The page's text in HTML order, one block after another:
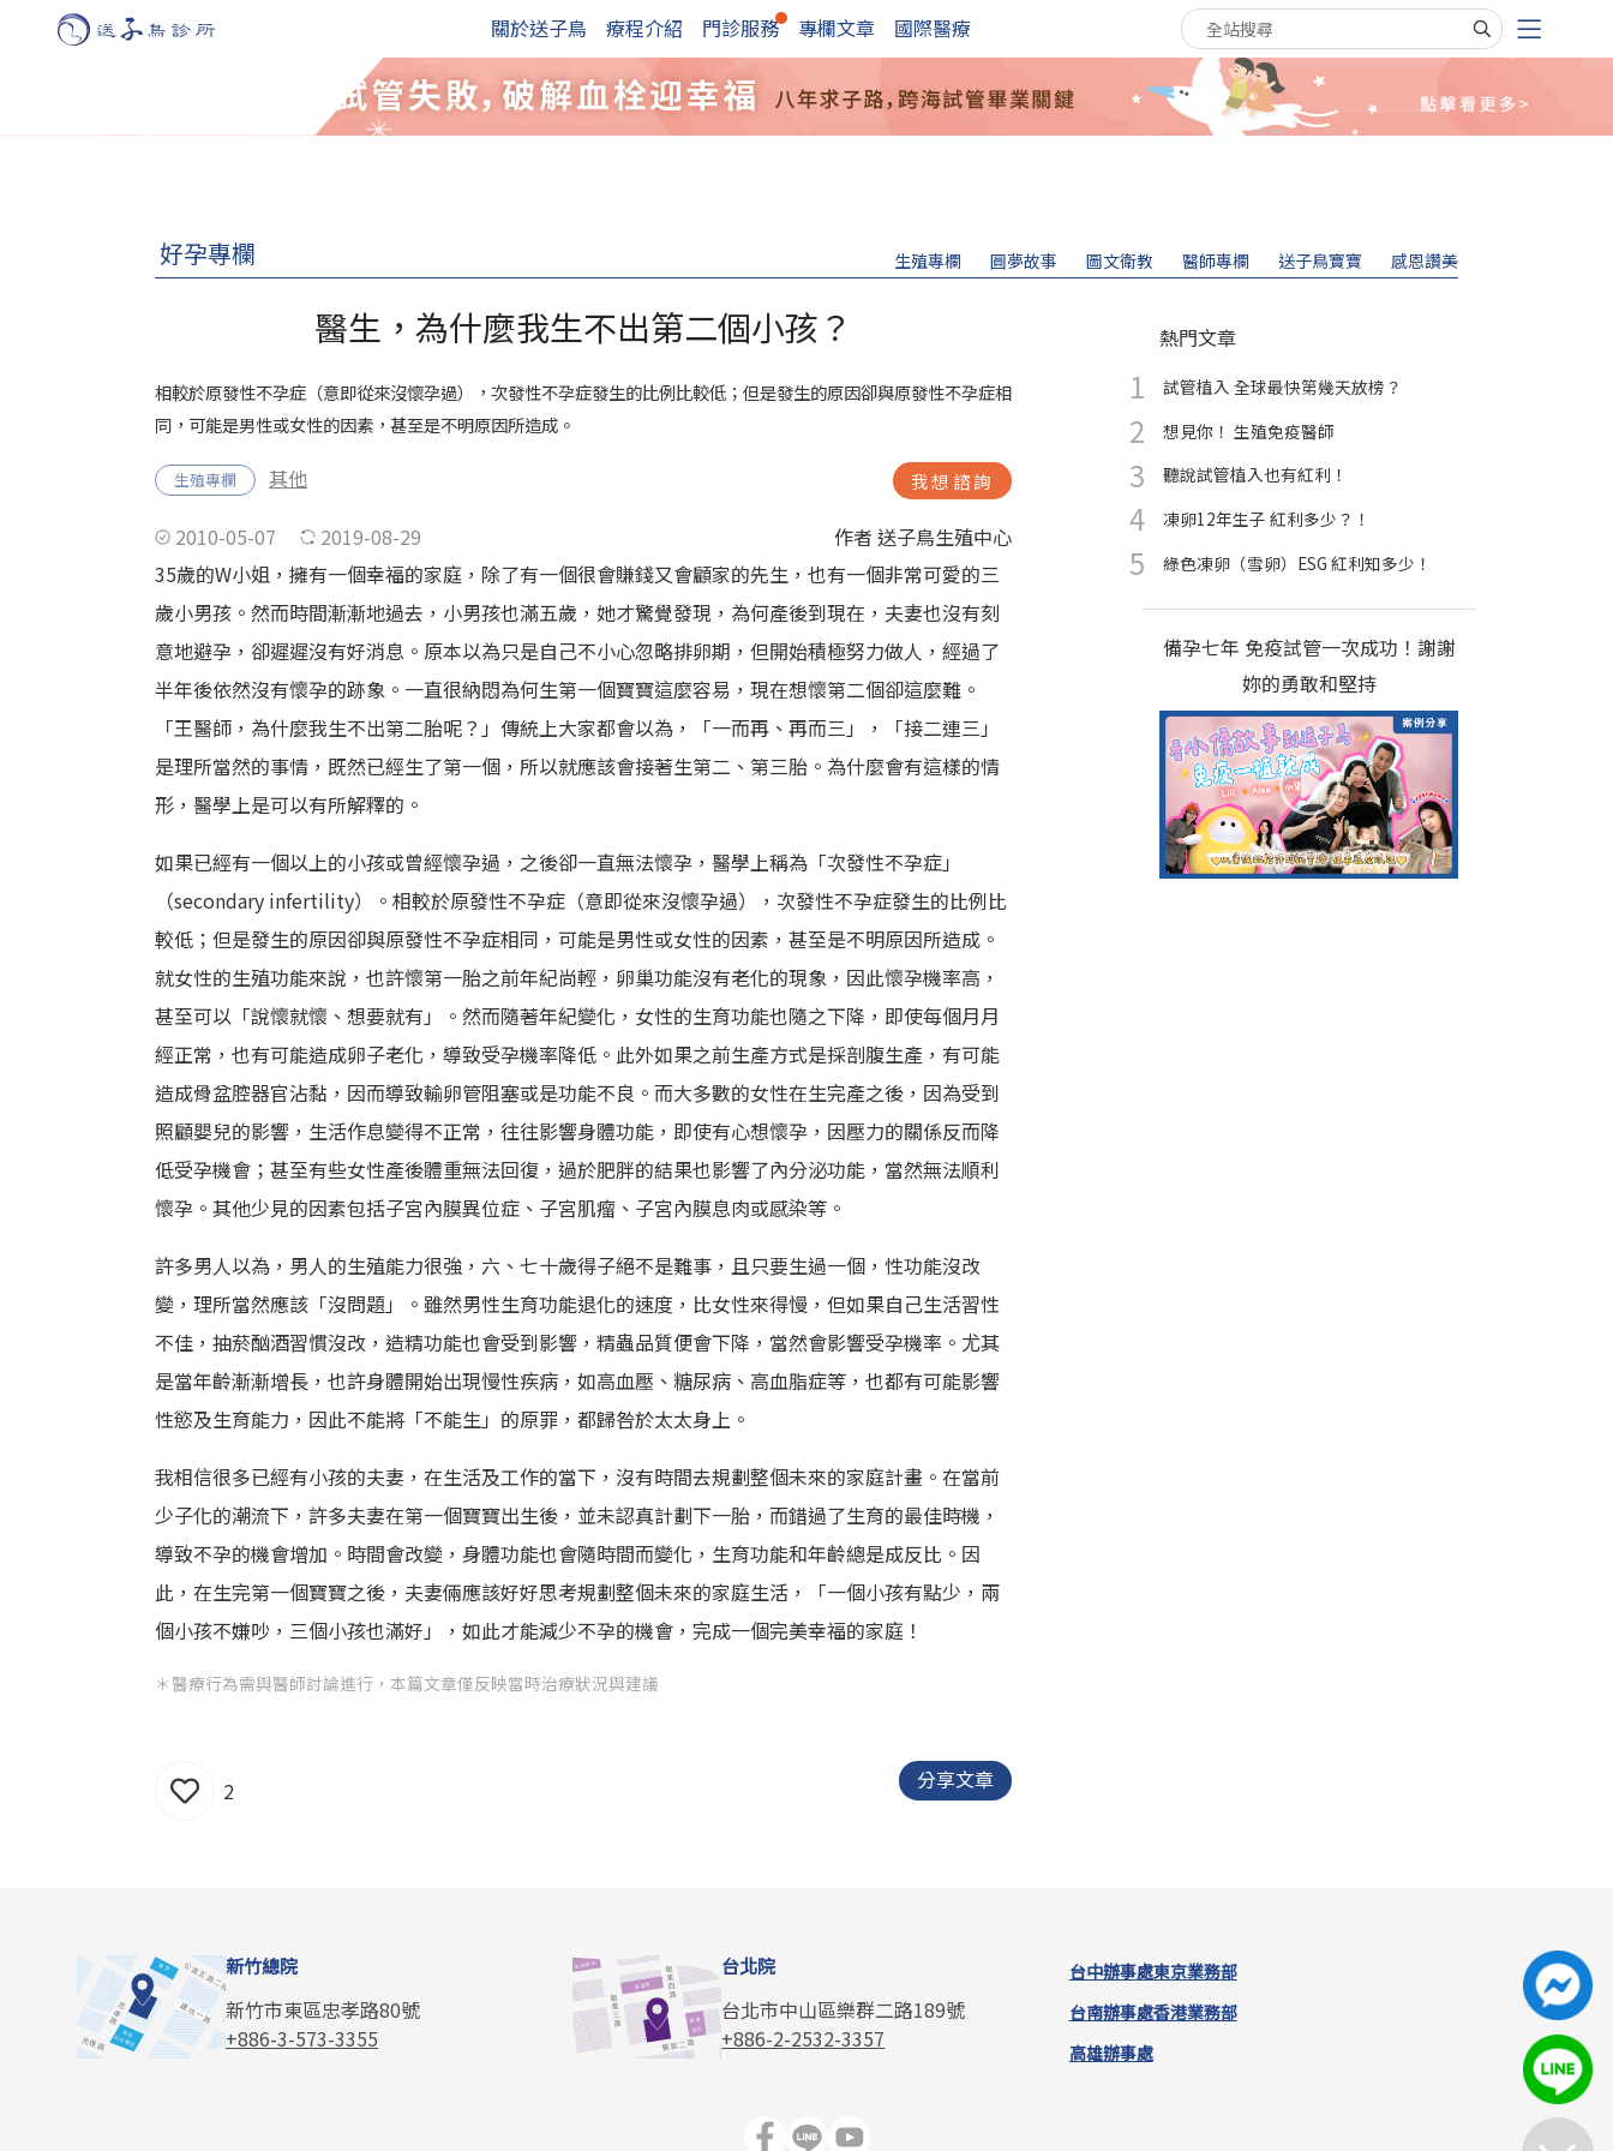
關於送子鳥 療程介紹 門診服務 專欄文章 國際醫療 搜尋關鍵字
好孕專欄 生殖專欄 圓夢故事 圖文衛教 醫師專欄 送子鳥寶寶 感恩讚美
醫生，為什麼我生不出第二個小孩？
相較於原發性不孕症（意即從來沒懷孕過），次發性不孕症發生的比例比較低；但是發生的原因卻與原發性不孕症相
同，可能是男性或女性的因素，甚至是不明原因所造成。
生殖專欄 其他 我想諮詢
2010-05-07 2019-08-29
作者 送子鳥生殖中心
35歲的W小姐，擁有一個幸福的家庭，除了有一個很會賺錢又會顧家的先生，也有一個非常可愛的三
歲小男孩。然而時間漸漸地過去，小男孩也滿五歲，她才驚覺發現，為何產後到現在，夫妻也沒有刻
意地避孕，卻遲遲沒有好消息。原本以為只是自己不小心忽略排卵期，但開始積極努力做人，經過了
半年後依然沒有懷孕的跡象。一直很納悶為何生第一個寶寶這麼容易，現在想懷第二個卻這麼難。
「王醫師，為什麼我生不出第二胎呢？」傳統上大家都會以為，「一而再、再而三」，「接二連三」
是理所當然的事情，既然已經生了第一個，所以就應該會接著生第二、第三胎。為什麼會有這樣的情
形，醫學上是可以有所解釋的。
如果已經有一個以上的小孩或曾經懷孕過，之後卻一直無法懷孕，醫學上稱為「次發性不孕症」
（secondary infertility）。相較於原發性不孕症（意即從來沒懷孕過），次發性不孕症發生的比例比
較低；但是發生的原因卻與原發性不孕症相同，可能是男性或女性的因素，甚至是不明原因所造成。
就女性的生殖功能來說，也許懷第一胎之前年紀尚輕，卵巢功能沒有老化的現象，因此懷孕機率高，
甚至可以「說懷就懷、想要就有」。然而隨著年紀變化，女性的生育功能也隨之下降，即使每個月月
經正常，也有可能造成卵子老化，導致受孕機率降低。此外如果之前生產方式是採剖腹生產，有可能
造成骨盆腔器官沾黏，因而導致輸卵管阻塞或是功能不良。而大多數的女性在生完產之後，因為受到
照顧嬰兒的影響，生活作息變得不正常，往往影響身體功能，即使有心想懷孕，因壓力的關係反而降
低受孕機會；甚至有些女性產後體重無法回復，過於肥胖的結果也影響了內分泌功能，當然無法順利
懷孕。其他少見的因素包括子宮內膜異位症、子宮肌瘤、子宮內膜息肉或感染等。
許多男人以為，男人的生殖能力很強，六、七十歲得子絕不是難事，且只要生過一個，性功能沒改
變，理所當然應該「沒問題」。雖然男性生育功能退化的速度，比女性來得慢，但如果自己生活習性
不佳，抽菸酗酒習慣沒改，造精功能也會受到影響，精蟲品質便會下降，當然會影響受孕機率。尤其
是當年齡漸漸增長，也許身體開始出現慢性疾病，如高血壓、糖尿病、高血脂症等，也都有可能影響
性慾及生育能力，因此不能將「不能生」的原罪，都歸咎於太太身上。
我相信很多已經有小孩的夫妻，在生活及工作的當下，沒有時間去規劃整個未來的家庭計畫。在當前
少子化的潮流下，許多夫妻在第一個寶寶出生後，並未認真計劃下一胎，而錯過了生育的最佳時機，
導致不孕的機會增加。時間會改變，身體功能也會隨時間而變化，生育功能和年齡總是成反比。因
此，在生完第一個寶寶之後，夫妻倆應該好好思考規劃整個未來的家庭生活，「一個小孩有點少，兩
個小孩不嫌吵，三個小孩也滿好」，如此才能減少不孕的機會，完成一個完美幸福的家庭！
＊醫療行為需與醫師討論進行，本篇文章僅反映當時治療狀況與建議
2 分享文章
熱門文章
試管植入 全球最快第幾天放榜？
想見你！ 生殖免疫醫師
聽說試管植入也有紅利！
凍卵12年生子 紅利多少？！
綠色凍卵（雪卵）ESG 紅利知多少！
備孕七年 免疫試管一次成功！謝謝
妳的勇敢和堅持
新竹總院
新竹市東區忠孝路80號
+886-3-573-3355
台北院
台北市中山區樂群二路189號
+886-2-2532-3357
台中辦事處
台南辦事處
高雄辦事處
東京業務部
香港業務部